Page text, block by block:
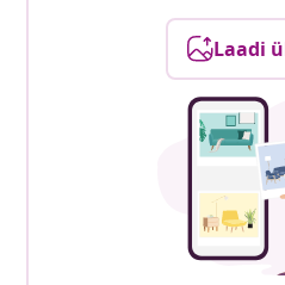
Laadi